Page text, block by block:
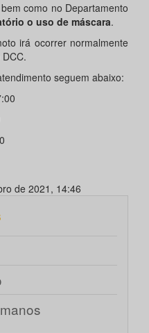
como no Departamento
o uso de máscara.
irá ocorrer normalmente
seguem abaixo:
de 2021, 14:46